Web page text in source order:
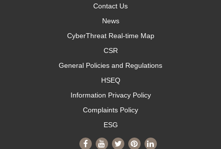
Contact Us
News
CyberThreat Real-time Map
CSR
General Policies and Regulations
HSEQ
Information Privacy Policy
Complaints Policy
ESG